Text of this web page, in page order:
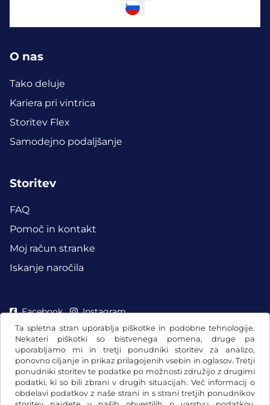
Ta spletna stran uporablja piškotke in podobne tehnologije.
Nekateri piškotki so bistvenega pomena, druge pa
uporabljamo mi in tretji ponudniki storitev za analizo,
ponovno ciljanje in prikaz prilagojenih vsebin in oglasov. Tretji
ponudniki storitev te podatke po možnosti združijo z drugimi
podatki, ki so bili zbrani v drugih situacijah. Več informacij o
obdelavi podatkov z naše strani in s strani tretjih ponudnikov
O nas
Tako deluje
Kariera pri vintrica
Storitev Flex
Samodejno podaljšanje
Storitev
FAQ
Pomoč in kontakt
Moj račun stranke
Iskanje naročila
Facebook Instagram